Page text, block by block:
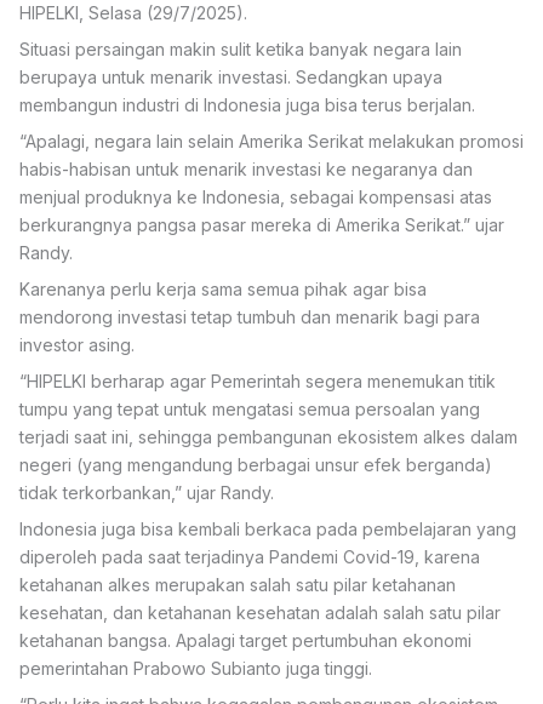
HIPELKI, Selasa (29/7/2025).
Situasi persaingan makin sulit ketika banyak negara lain
berupaya untuk menarik investasi. Sedangkan upaya
membangun industri di Indonesia juga bisa terus berjalan.
“Apalagi, negara lain selain Amerika Serikat melakukan promosi
habis-habisan untuk menarik investasi ke negaranya dan
menjual produknya ke Indonesia, sebagai kompensasi atas
berkurangnya pangsa pasar mereka di Amerika Serikat.” ujar
Randy.
Karenanya perlu kerja sama semua pihak agar bisa
mendorong investasi tetap tumbuh dan menarik bagi para
investor asing.
“HIPELKI berharap agar Pemerintah segera menemukan titik
tumpu yang tepat untuk mengatasi semua persoalan yang
terjadi saat ini, sehingga pembangunan ekosistem alkes dalam
negeri (yang mengandung berbagai unsur efek berganda)
tidak terkorbankan,” ujar Randy.
Indonesia juga bisa kembali berkaca pada pembelajaran yang
diperoleh pada saat terjadinya Pandemi Covid-19, karena
ketahanan alkes merupakan salah satu pilar ketahanan
kesehatan, dan ketahanan kesehatan adalah salah satu pilar
ketahanan bangsa. Apalagi target pertumbuhan ekonomi
pemerintahan Prabowo Subianto juga tinggi.